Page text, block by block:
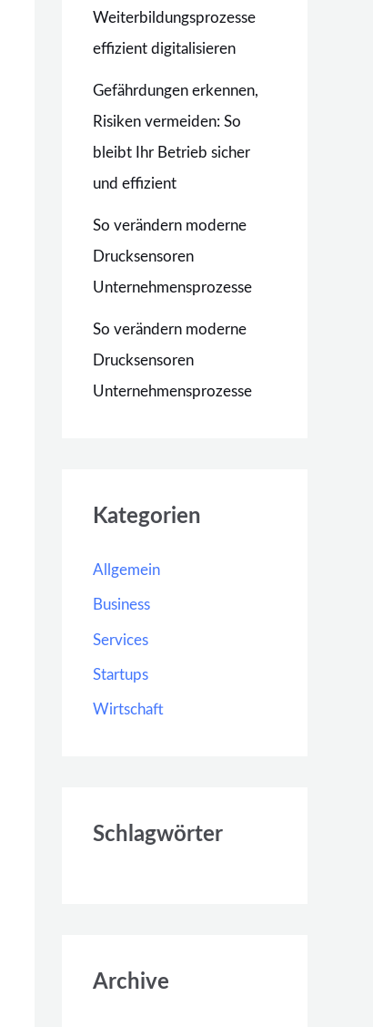
Weiterbildungsprozesse
effizient digitalisieren
Gefährdungen erkennen,
Risiken vermeiden: So
bleibt Ihr Betrieb sicher
und effizient
So verändern moderne
Drucksensoren
Unternehmensprozesse
So verändern moderne
Drucksensoren
Unternehmensprozesse
Kategorien
Allgemein
Business
Services
Startups
Wirtschaft
Schlagwörter
Archive